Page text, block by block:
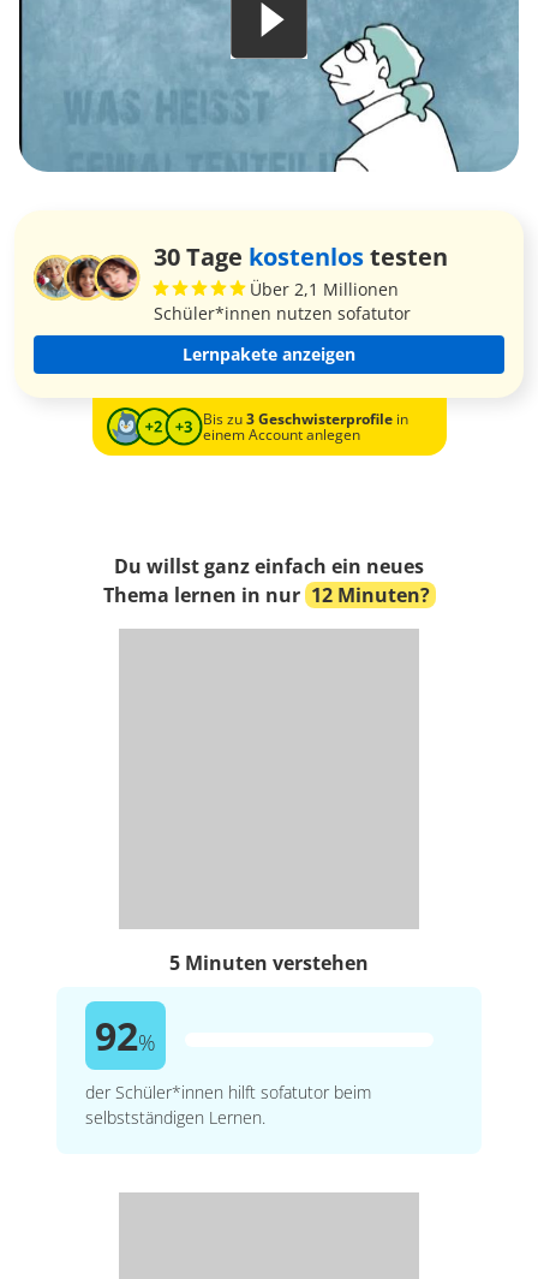
30 Tage kostenlostesten
Über 2,1 Millionen
Schüler*innen nutzen sofatutor
Lernpakete anzeigen
Bis zu3 Geschwisterprofilein
einem Account anlegen
Du willst ganz einfach ein neues
Thema lernen in nur 12 Minuten?
5 Minuten verstehen
92%
der Schüler*innen hilft sofatutor beim
selbstständigen Lernen.